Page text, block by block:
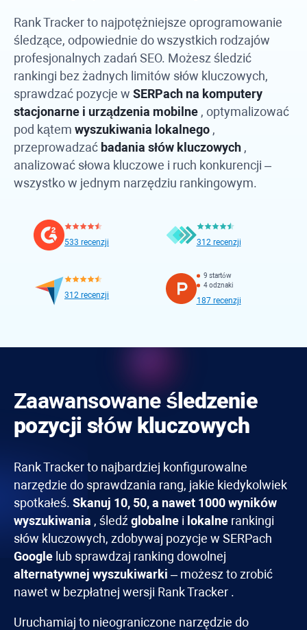
Rank Trackerto najpotężniejsze oprogramowanie
śledzące, odpowiednie do wszystkich rodzajów
profesjonalnych zadań SEO. Możesz śledzić
rankingi bez żadnych limitów słów kluczowych,
sprawdzać pozycje w SERPach na komputery
stacjonarne i urządzenia mobilne , optymalizować
pod kątem wyszukiwania lokalnego ,
przeprowadzać badania słów kluczowych ,
analizować słowa kluczowe i ruch konkurencji –
wszystko w jednym narzędziu rankingowym.
533 recenzji 312 recenzji
312 recenzji
9 startów
4 odznaki
187 recenzji
Zaawansowane śledzenie
pozycji słów kluczowych
Rank Trackerto najbardziej konfigurowalne
narzędzie do sprawdzania rang, jakie kiedykolwiek
spotkałeś. Skanuj 10, 50, a nawet 1000 wyników
wyszukiwania , śledź globalne i lokalne rankingi
słów kluczowych, zdobywaj pozycje w SERPach
Google lub sprawdzaj ranking dowolnej
alternatywnej wyszukiwarki – możesz to zrobić
nawet w bezpłatnej wersji Rank Tracker .
Uruchamiaj to nieograniczone narzędzie do